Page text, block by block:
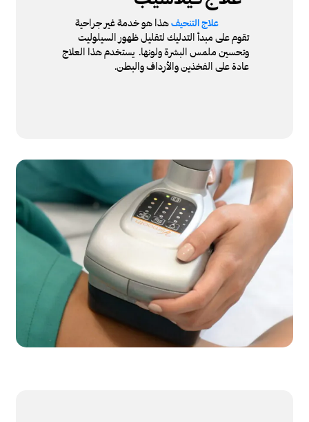
علاج التنحيفهذا هو خدمة غير جراحية
تقوم على مبدأ التدليك لتقليل ظهور السيلوليت
وتحسين ملمس البشرة ولونها. يستخدم هذا العلاج
عادة على الفخذين والأرداف والبطن.